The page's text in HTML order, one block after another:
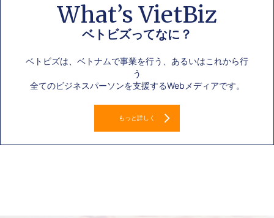
What’s VietBiz
ベトビズってなに？
ベトビズは、ベトナムで事業を行う、あるいはこれから行
う
全てのビジネスパーソンを支援するWebメディアです。
もっと詳しく